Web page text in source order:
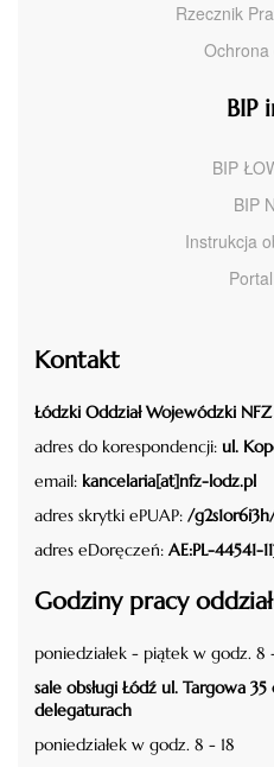
Rzecznik
Ochrona
BIP
BIP
BIP
Instrukcja
Kontakt
Łódzki Oddział Wojewódzki NFZ
adres do korespondencji: ul.
email: kancelaria[at]nfz-lodz.pl
adres skrytki ePUAP: /
adres eDoręczeń: AE:PL-44541-
Godziny pracy
poniedziałek - piątek w godz. 8
sale obsługi Łódź ul. Targowa 35
delegaturach
poniedziałek w godz. 8 - 18